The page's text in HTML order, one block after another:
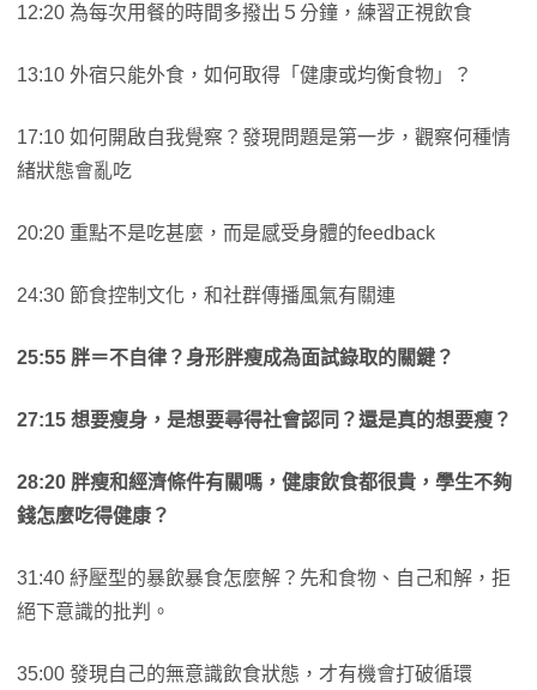
12:20 為每次用餐的時間多撥出５分鐘，練習正視飲食
13:10 外宿只能外食，如何取得「健康或均衡食物」？
17:10 如何開啟自我覺察？發現問題是第一步，觀察何種情
緒狀態會亂吃
20:20 重點不是吃甚麼，而是感受身體的feedback
24:30 節食控制文化，和社群傳播風氣有關連
25:55 胖＝不自律？身形胖瘦成為面試錄取的關鍵？
27:15 想要瘦身，是想要尋得社會認同？還是真的想要瘦？
28:20 胖瘦和經濟條件有關嗎，健康飲食都很貴，學生不夠
錢怎麼吃得健康？
31:40 紓壓型的暴飲暴食怎麼解？先和食物、自己和解，拒
絕下意識的批判。
35:00 發現自己的無意識飲食狀態，才有機會打破循環